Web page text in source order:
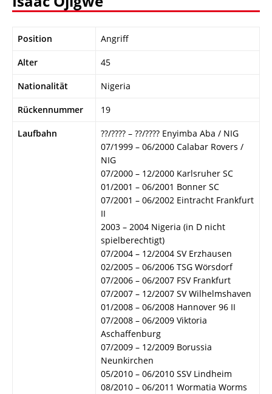
Position Angriff
Alter 45
Nationalität Nigeria
Rückennummer 19
Laufbahn
??/???? – ??/???? Enyimba Aba / NIG
07/1999 – 06/2000 Calabar Rovers /
NIG
07/2000 – 12/2000 Karlsruher SC
01/2001 – 06/2001 Bonner SC
07/2001 – 06/2002 Eintracht Frankfurt
II
2003 – 2004 Nigeria (in D nicht
spielberechtigt)
07/2004 – 12/2004 SV Erzhausen
02/2005 – 06/2006 TSG Wörsdorf
07/2006 – 06/2007 FSV Frankfurt
07/2007 – 12/2007 SV Wilhelmshaven
01/2008 – 06/2008 Hannover 96 II
07/2008 – 06/2009 Viktoria
Aschaffenburg
07/2009 – 12/2009 Borussia
Neunkirchen
05/2010 – 06/2010 SSV Lindheim
08/2010 – 06/2011 Wormatia Worms